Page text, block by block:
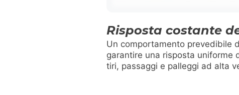
Risposta costante
Un comportamento prevedibile
garantire una risposta uniforme
tiri, passaggi e palleggi ad alta